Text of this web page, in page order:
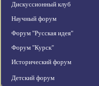
Дискуссионный клуб
Научный форум
Форум "Русская идея"
Форум "Курск"
Исторический форум
Детский форум